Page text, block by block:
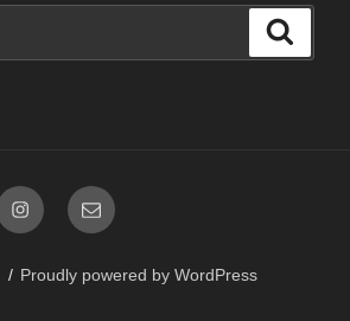
인
스
이
메
Proudly powered by WordPress